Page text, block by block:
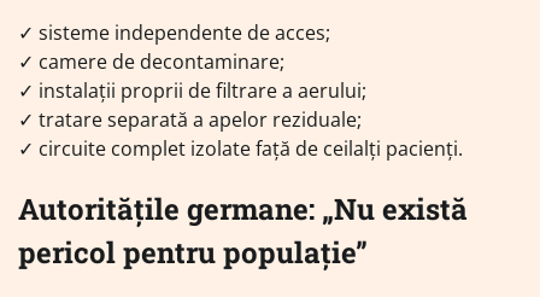
✓ sisteme independente de acces;
✓ camere de decontaminare;
✓ instalații proprii de filtrare a aerului;
✓ tratare separată a apelor reziduale;
✓ circuite complet izolate față de ceilalți pacienți.
Autoritățile germane: „Nu există
pericol pentru populație”